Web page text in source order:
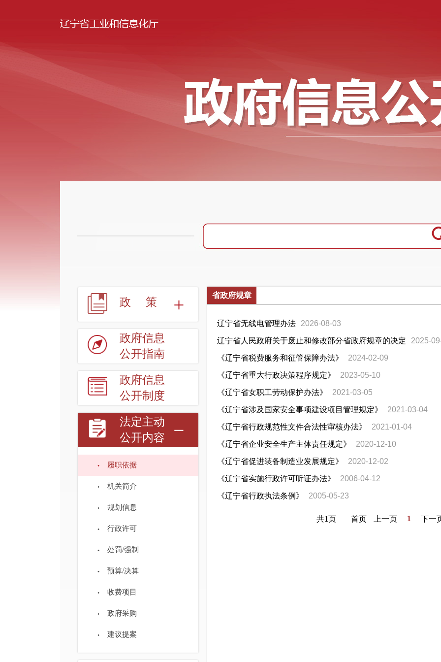
政策
政府信息
公开指南
政府信息
公开制度
法定主动
公开内容
履职依据
机关简介
规划信息
行政许可
处罚/强制
预算/决算
收费项目
政府采购
建议提案
省政府规章
辽宁省无线电管理办法 2026-08-03
辽宁省人民政府关于废止和修改部分省政府规章的决定 2025-
《辽宁省税费服务和征管保障办法》 2024-02-09
《辽宁省重大行政决策程序规定》 2023-05-10
《辽宁省女职工劳动保护办法》 2021-03-05
《辽宁省涉及国家安全事项建设项目管理规定》 2021-03-04
《辽宁省行政规范性文件合法性审核办法》 2021-01-04
《辽宁省企业安全生产主体责任规定》 2020-12-10
《辽宁省促进装备制造业发展规定》 2020-12-02
《辽宁省实施行政许可听证办法》 2006-04-12
《辽宁省行政执法条例》 2005-05-23
共1页 首页 上一页 1 下一